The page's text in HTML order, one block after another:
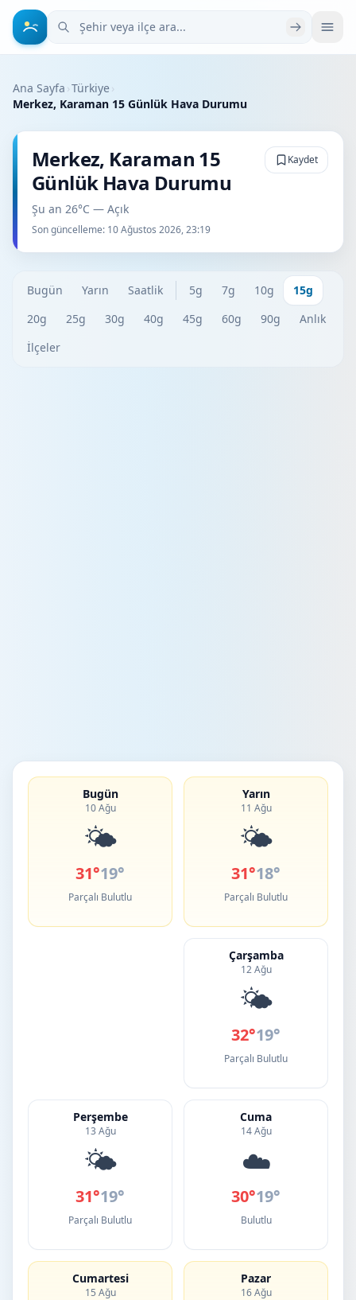
Şehir veya ilçe ara
Ana Sayfa ›Türkiye›
Merkez, Karaman 15 Günlük Hava Durumu
Merkez, Karaman 15
Günlük Hava Durumu
Şu an 26°C — Açık
Son güncelleme: 10 Ağustos 2026, 23:19
Kaydet
Bugün Yarın Saatlik 5g 7g 10g
15g
20g
25g 30g 40g 45g 60g 90g
Anlık
İlçeler
Bugün
10 Ağu
🌤️
31°19°
Parçalı Bulutlu
Yarın
11 Ağu
🌤️
31°18°
Parçalı Bulutlu
Çarşamba
12 Ağu
🌤️
32°19°
Parçalı Bulutlu
Perşembe
13 Ağu
🌤️
31°19°
Parçalı Bulutlu
Cuma
14 Ağu
☁️
30°19°
Bulutlu
Cumartesi
15 Ağu
Pazar
16 Ağu